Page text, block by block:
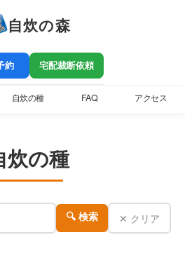
自炊の森
約 宅配裁断依頼
自炊の種 FAQ アクセス
炊の種
🔍 検索 ✕ クリア